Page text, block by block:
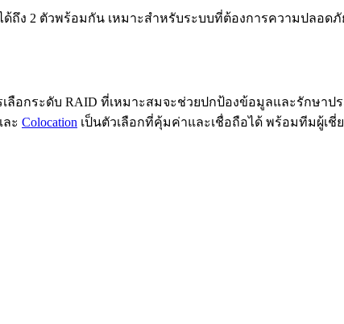
ด้ถึง 2 ตัวพร้อมกัน เหมาะสำหรับระบบที่ต้องการความปลอด
เลือกระดับ RAID ที่เหมาะสมจะช่วยปกป้องข้อมูลและรักษ
ละ Colocation เป็นตัวเลือกที่คุ้มค่าและเชื่อถือได้ พร้อมทีมผู้เ